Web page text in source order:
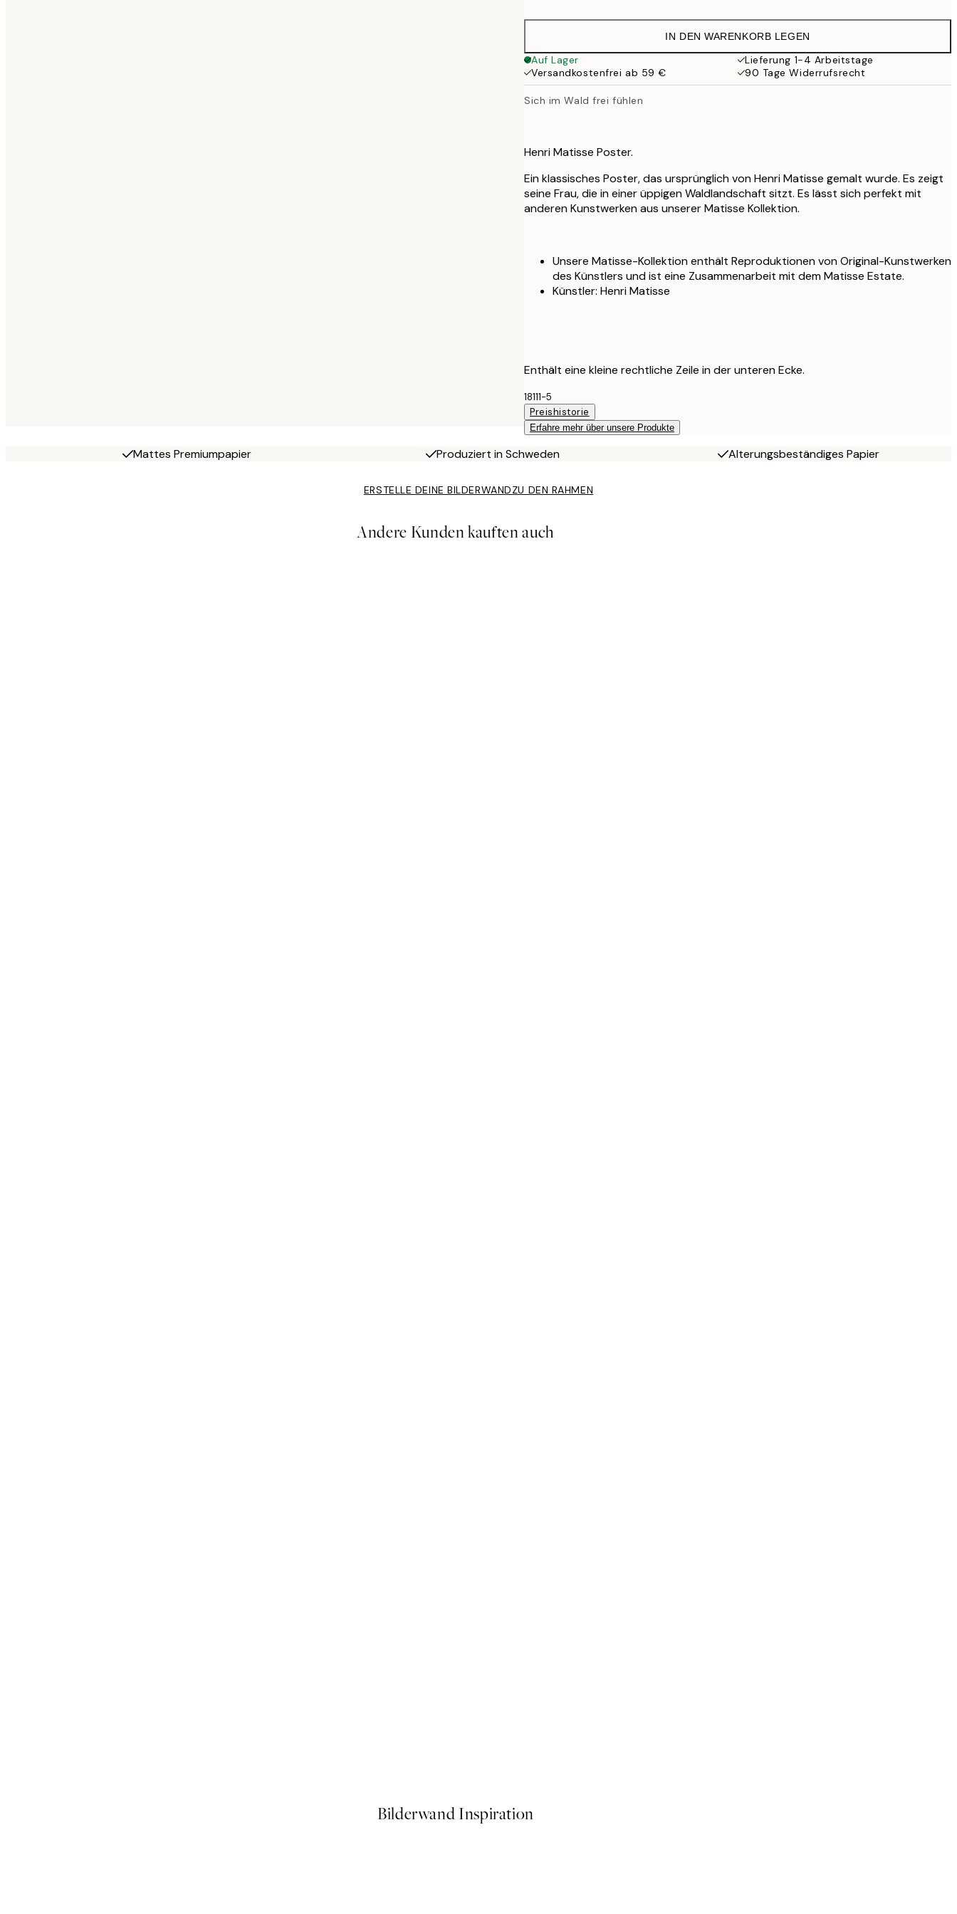
35,95 €
IN DEN WARENKORB LEGEN
Auf Lager
Lieferung 1-4 Arbeitstage
Versandkostenfrei ab 59 €
90 Tage Widerrufsrecht
Sich im Wald frei fühlen
Henri Matisse Poster.
Ein klassisches Poster, das ursprünglich von Henri Matisse gemalt wurde. Es zeigt
seine Frau, die in einer üppigen Waldlandschaft sitzt. Es lässt sich perfekt mit
anderen Kunstwerken aus unserer Matisse Kollektion.
Unsere Matisse-Kollektion enthält Reproduktionen von Original-Kunstwerken
des Künstlers und ist eine Zusammenarbeit mit dem Matisse Estate.
Künstler: Henri Matisse
Enthält eine kleine rechtliche Zeile in der unteren Ecke.
18111-5
Preishistorie
Erfahre mehr über unsere Produkte
Mattes Premiumpapier Produziert in Schweden Alterungsbeständiges Papier
ERSTELLE DEINE BILDERWANDZU DEN RAHMEN
Andere Kunden kauften auch
Bilderwand Inspiration